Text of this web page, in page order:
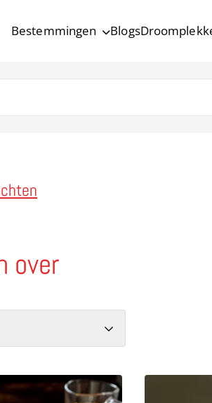
Bestemmingen Blogs
over
tiramisù voor toe – van het originele
Lees meer